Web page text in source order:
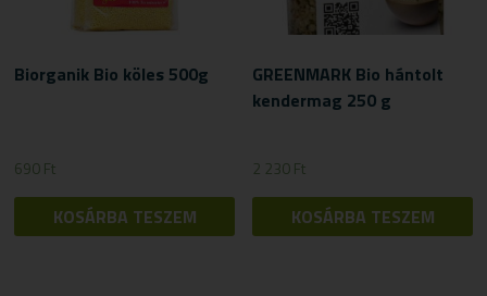
Biorganik Bio köles 500g
690Ft
KOSÁRBA TESZEM
GREENMARK Bio hántolt
kendermag 250 g
2 230Ft
KOSÁRBA TESZEM